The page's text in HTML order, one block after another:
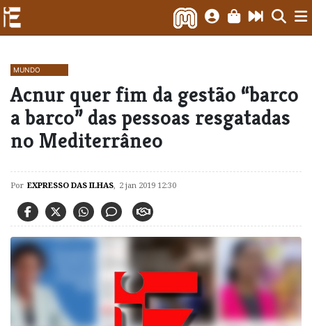
MUNDO
​Acnur quer fim da gestão “barco
a barco” das pessoas resgatadas
no Mediterrâneo
Por EXPRESSO DAS ILHAS, 2 jan 2019 12:30